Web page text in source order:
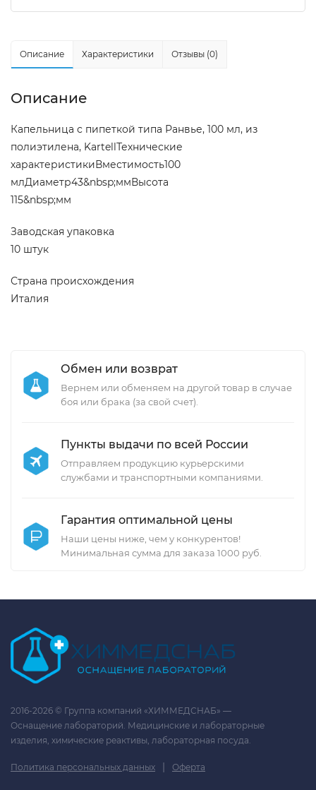
Описание Характеристики Отзывы (0)
Описание
Капельница с пипеткой типа Ранвье, 100 мл, из
полиэтилена, KartellТехнические
характеристикиВместимость100
млДиаметр43&nbsp;ммВысота
115&nbsp;мм
Заводская упаковка
10 штук
Страна происхождения
Италия
Обмен или возврат
Вернем или обменяем на другой товар в случае
боя или брака (за свой счет).
Пункты выдачи по всей России
Отправляем продукцию курьерскими
службами и транспортными компаниями.
Гарантия оптимальной цены
Наши цены ниже, чем у конкурентов!
Минимальная сумма для заказа 1000 руб.
2016-2026 © Группа компаний «ХИММЕДСНАБ» —
Оснащение лабораторий. Медицинские и лабораторные
изделия, химические реактивы, лабораторная посуда.
Политика персональных данных | Оферта